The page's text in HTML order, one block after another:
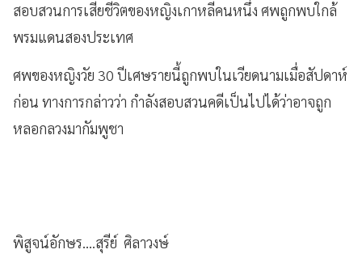
สอบสวนการเสียชีวิตของหญิงเกาหลีคนหนึ่ง ศพถูกพบใกล้
พรมแดนสองประเทศ
ศพของหญิงวัย 30 ปีเศษรายนี้ถูกพบในเวียดนามเมื่อสัปดาห์
ก่อน ทางการกล่าวว่า กำลังสอบสวนคดีเป็นไปได้ว่าอาจถูก
หลอกลวงมากัมพูชา
พิสูจน์อักษร....สุรีย์ ศิลาวงษ์